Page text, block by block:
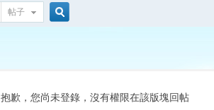
帖子
索
抱歉，您尚未登錄，沒有權限在該版塊回帖